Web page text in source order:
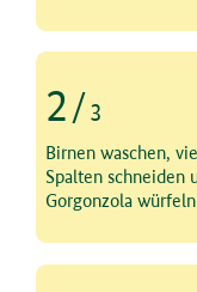
2 /3
Schritt 2 von 3
Birnen waschen,
Spalten schneiden
Gorgonzola